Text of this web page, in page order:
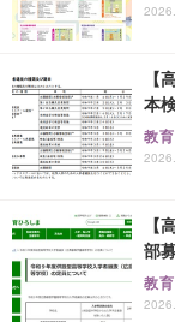
【
本
教
【
部
教